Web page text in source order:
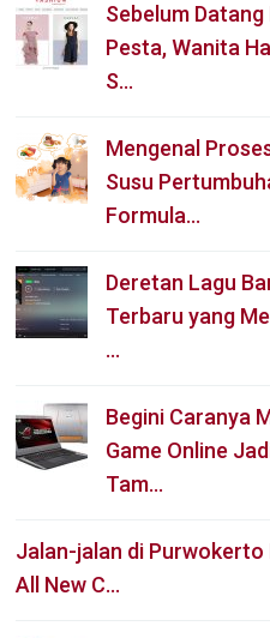
Sebelum Datang
Pesta, Wanita
S…
Mengenal
Susu
Formula…
Deretan Lagu
Terbaru yang
…
Begini Caranya
Game Online
Tam…
Jalan-jalan di Purwokerto
All New C…